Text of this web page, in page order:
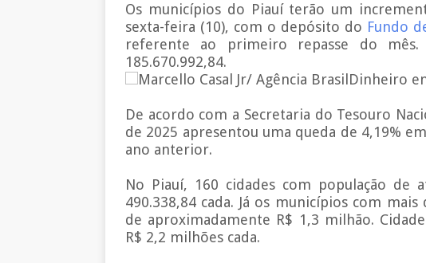
Os municípios do Piauí terão um
sexta-feira (10), com o depósito do Fundo
referente ao primeiro repasse do
185.670.992,84.
Marcello Casal Jr/ Agência BrasilDinheiro
De acordo com a Secretaria do Tesouro
de 2025 apresentou uma queda de 4,19%
ano anterior.
No Piauí, 160 cidades com população de
490.338,84 cada. Já os municípios com
de aproximadamente R$ 1,3 milhão.
R$ 2,2 milhões cada.